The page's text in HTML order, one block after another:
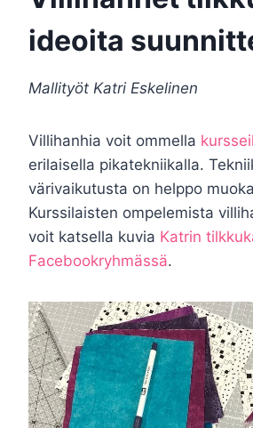
ideoita
Mallityöt Katri Eskelinen
Villihanhia voit ommella
erilaisella pikatekniikalla.
värivaikutusta on helppo
Kurssilaisten ompelemista
voit katsella kuvia Katrin
Facebookryhmässä.